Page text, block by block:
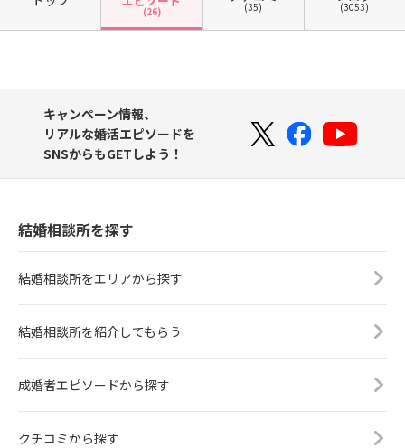
(26) (35) (3053)
キャンペーン情報、
リアルな婚活エピソードを
SNSからもGETしよう！
結婚相談所を探す
結婚相談所をエリアから探す
結婚相談所を紹介してもらう
成婚者エピソードから探す
クチコミから探す